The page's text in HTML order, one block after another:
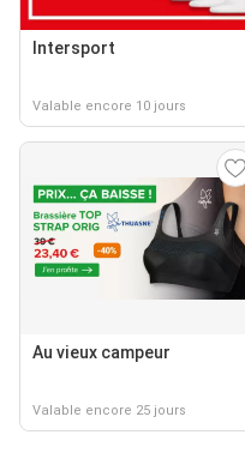
Intersport
Valable encore 10 jours
Au vieux campeur
Valable encore 25 jours